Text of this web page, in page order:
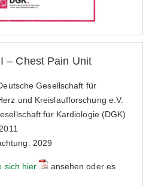
– Chest Pain Unit
Gesellschaft für
und Kreislaufforschung e.V.
für Kardiologie (DGK)
2029
sich hier
ansehen oder es